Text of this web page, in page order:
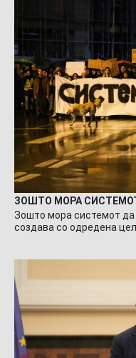
ЗОШТО МОРА
Зошто мора системот да
создава со одредена